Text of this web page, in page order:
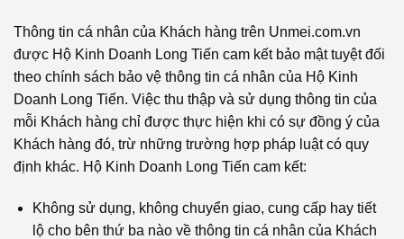
Thông tin cá nhân của Khách hàng trên Unmei.com.vn
được Hộ Kinh Doanh Long Tiến cam kết bảo mật tuyệt đối
theo chính sách bảo vệ thông tin cá nhân của Hộ Kinh
Doanh Long Tiến. Việc thu thập và sử dụng thông tin của
mỗi Khách hàng chỉ được thực hiện khi có sự đồng ý của
Khách hàng đó, trừ những trường hợp pháp luật có quy
định khác. Hộ Kinh Doanh Long Tiến cam kết:
Không sử dụng, không chuyển giao, cung cấp hay tiết
lộ cho bên thứ ba nào về thông tin cá nhân của Khách